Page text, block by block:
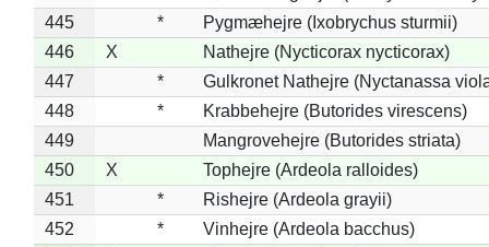
445
*
Pygmæhejre (Ixobrychus sturmii)
446
X
Nathejre (Nycticorax nycticorax)
447
*
Gulkronet Nathejre (Nyctanassa
448
*
Krabbehejre (Butorides virescens)
449
Mangrovehejre (Butorides striata)
450
X
Tophejre (Ardeola ralloides)
451
*
Rishejre (Ardeola grayii)
452
*
Vinhejre (Ardeola bacchus)